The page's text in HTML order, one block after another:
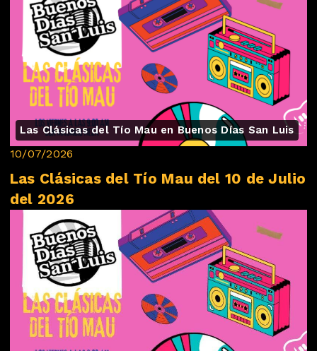
Las Clásicas del Tío Mau en Buenos Días San Luis
10/07/2026
Las Clásicas del Tío Mau del 10 de Julio
del 2026